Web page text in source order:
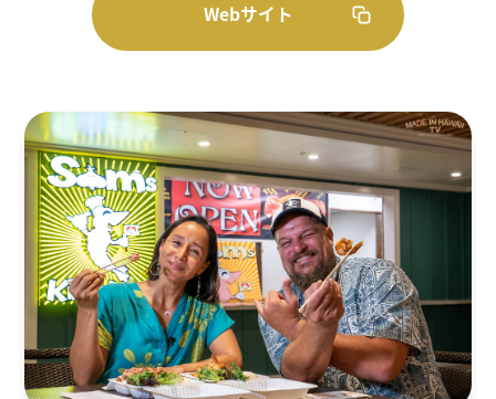
Webサイト